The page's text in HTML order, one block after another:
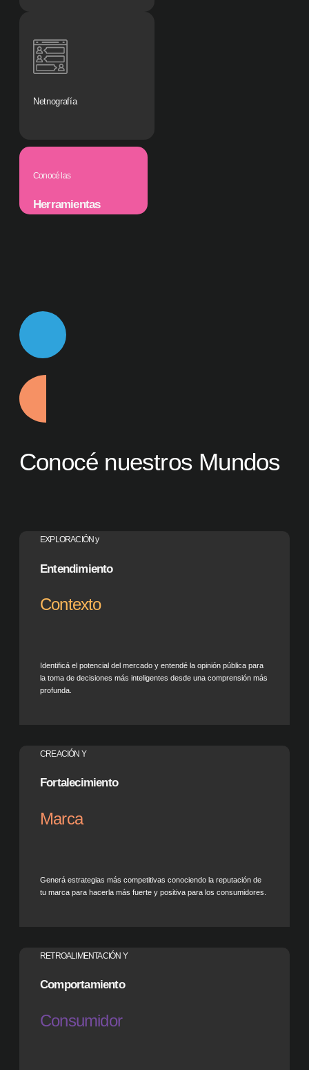
Netnografía
Conocé las
Herramientas
Conocé nuestros Mundos
EXPLORACIÓN y
Entendimiento
Contexto
Identificá el potencial del mercado y entendé la opinión pública para
la toma de decisiones más inteligentes desde una comprensión más
profunda.
CREACIÓN Y
Fortalecimiento
Marca
Generá estrategias más competitivas conociendo la reputación de
tu marca para hacerla más fuerte y positiva para los consumidores.
RETROALIMENTACIÓN Y
Comportamiento
Consumidor